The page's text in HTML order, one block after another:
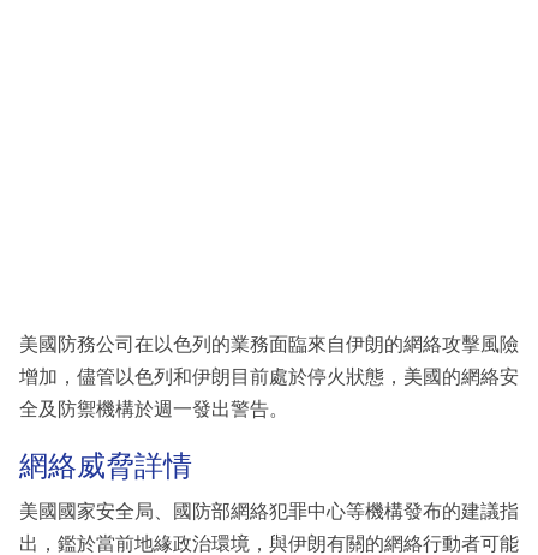
區
美國防務公司在以色列的業務面臨來自伊朗的網絡攻擊風險
增加，儘管以色列和伊朗目前處於停火狀態，美國的網絡安
全及防禦機構於週一發出警告。
網絡威脅詳情
美國國家安全局、國防部網絡犯罪中心等機構發布的建議指
出，鑑於當前地緣政治環境，與伊朗有關的網絡行動者可能